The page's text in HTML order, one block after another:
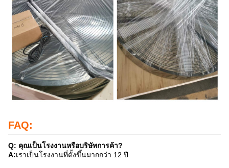
FAQ:
Q: คุณเป็นโรงงานหรือบริษัทการค้า?
A:เราเป็นโรงงานที่ตั้งขึ้นมากกว่า 12 ปี